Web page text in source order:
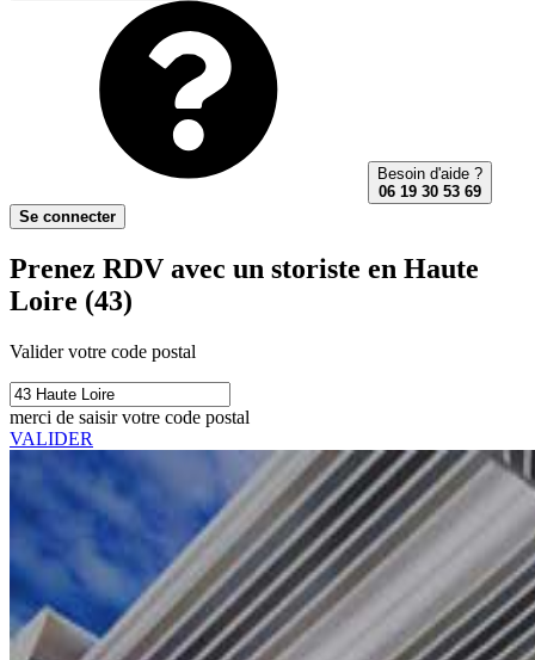
Besoin d'aide ?
06 19 30 53 69
Se connecter
Prenez RDV avec un storiste en Haute
Loire (43)
Valider votre code postal
merci de saisir votre code postal
VALIDER